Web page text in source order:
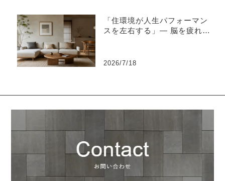
「住環境が人生パフォーマン
スを左右する」― 脳を疲れさ
2026/7/18